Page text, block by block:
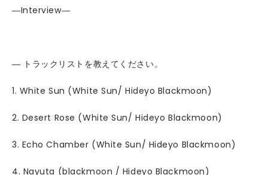
―Interview―
― トラックリストを教えてください。
1. White Sun (White Sun/ Hideyo Blackmoon)
2. Desert Rose (White Sun/ Hideyo Blackmoon)
3. Echo Chamber (White Sun/ Hideyo Blackmoon)
4. Nayuta (blackmoon / Hideyo Blackmoon)